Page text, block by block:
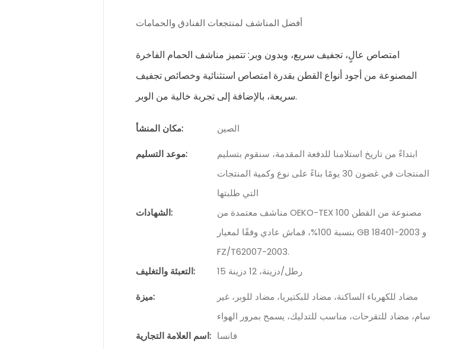
أفضل المناشف لمنتجعات الفنادق والحمامات
امتصاص عالٍ، تجفيف سريع، وبدون وبر: تتميز مناشف الحمام الفاخرة
المصنوعة من أجود أنواع القطن بقدرة امتصاص استثنائية وخصائص تجفيف
سريعة، بالإضافة إلى تجربة خالية من الوبر.
مكان المنشأ: الصين
موعد التسليم:
ابتداءً من تاريخ استلامنا للدفعة المقدمة، سنقوم بتسليم
المنتجات في غضون 30 يومًا بناءً على نوع وكمية المنتجات
التي طلبتها
الشهادات:
مناشف معتمدة من OEKO-TEX 100 مصنوعة من القطن
بنسبة 100%، قماش عادي وفقًا لمعيار GB 18401-2003 و
FZ/T62007-2003.
التعبئة والتغليف:
15 رطل/دزينة، 12 دزينة
ميزة:
مضاد للكهرباء الساكنة، مضاد للبكتيريا، مضاد للوبر، غير
سام، مضاد للتقرحات، مناسب للتدليك، يسمح بمرور الهواء
اسم العلامة التجارية: فانسا